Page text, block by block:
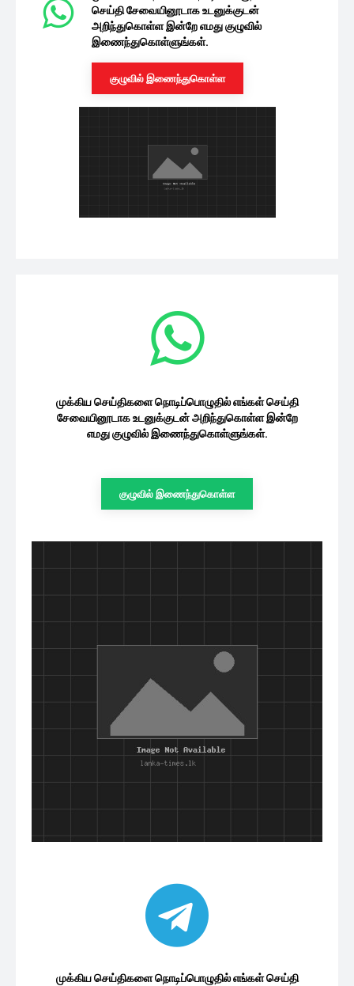
செய்தி சேவையினூடாக உடனுக்குடன்
அறிந்துகொள்ள இன்றே எமது குழுவில்
இணைந்துகொள்ளுங்கள்.
குழுவில் இணைந்துகொள்ள
முக்கிய செய்திகளை நொடிப்பொழுதில் எங்கள் செய்தி
சேவையினூடாக உடனுக்குடன் அறிந்துகொள்ள இன்றே
எமது குழுவில் இணைந்துகொள்ளுங்கள்.
குழுவில் இணைந்துகொள்ள
முக்கிய செய்திகளை நொடிப்பொழுதில் எங்கள் செய்தி